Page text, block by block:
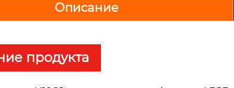
Описание
продукта